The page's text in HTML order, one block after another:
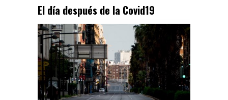
El día después de la Covid19